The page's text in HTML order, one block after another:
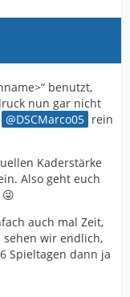
benutzt,
nun gar nicht
DSCMarco05 rein
Kaderstärke
Also geht euch
auch mal Zeit,
wir endlich,
Spieltagen dann ja